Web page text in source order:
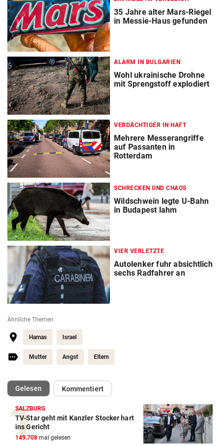
35 Jahre alter Mars-Riegel
in Messie-Haus gefunden
ALARM IN BULGARIEN
Wohl ukrainische Drohne
mit Sprengstoff explodiert
VERDÄCHTIGER IN HAFT
Mehrere Messerangriffe
auf Passanten in
Rotterdam
SCHRECKEN UND CHAOS
Wildschwein legte U-Bahn
in Budapest lahm
VIER VERLETZTE
Autolenker fuhr absichtlich
sechs Radfahrer an
Ähnliche Themen
Hamas Israel
Mutter Angst Eltern
Gelesen(ausgewählt)Kommentiert
SALZBURG
TV-Star geht mit Kanzler Stocker hart
ins Gericht
149.708 mal gelesen